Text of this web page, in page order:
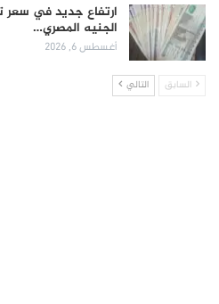
ارتفاع جديد في سعر
الجنيه المصري…
أغسطس 6, 2026
السابق التالي